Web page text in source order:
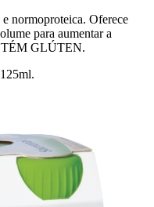
normoproteica. Oferece
para aumentar a
GLÚTEN.